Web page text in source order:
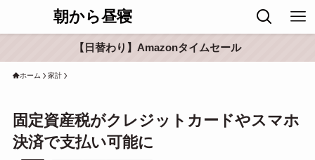
朝から昼寝
【日替わり】Amazonタイムセール
ホーム 家計
固定資産税がクレジットカードやスマホ
決済で支払い可能に